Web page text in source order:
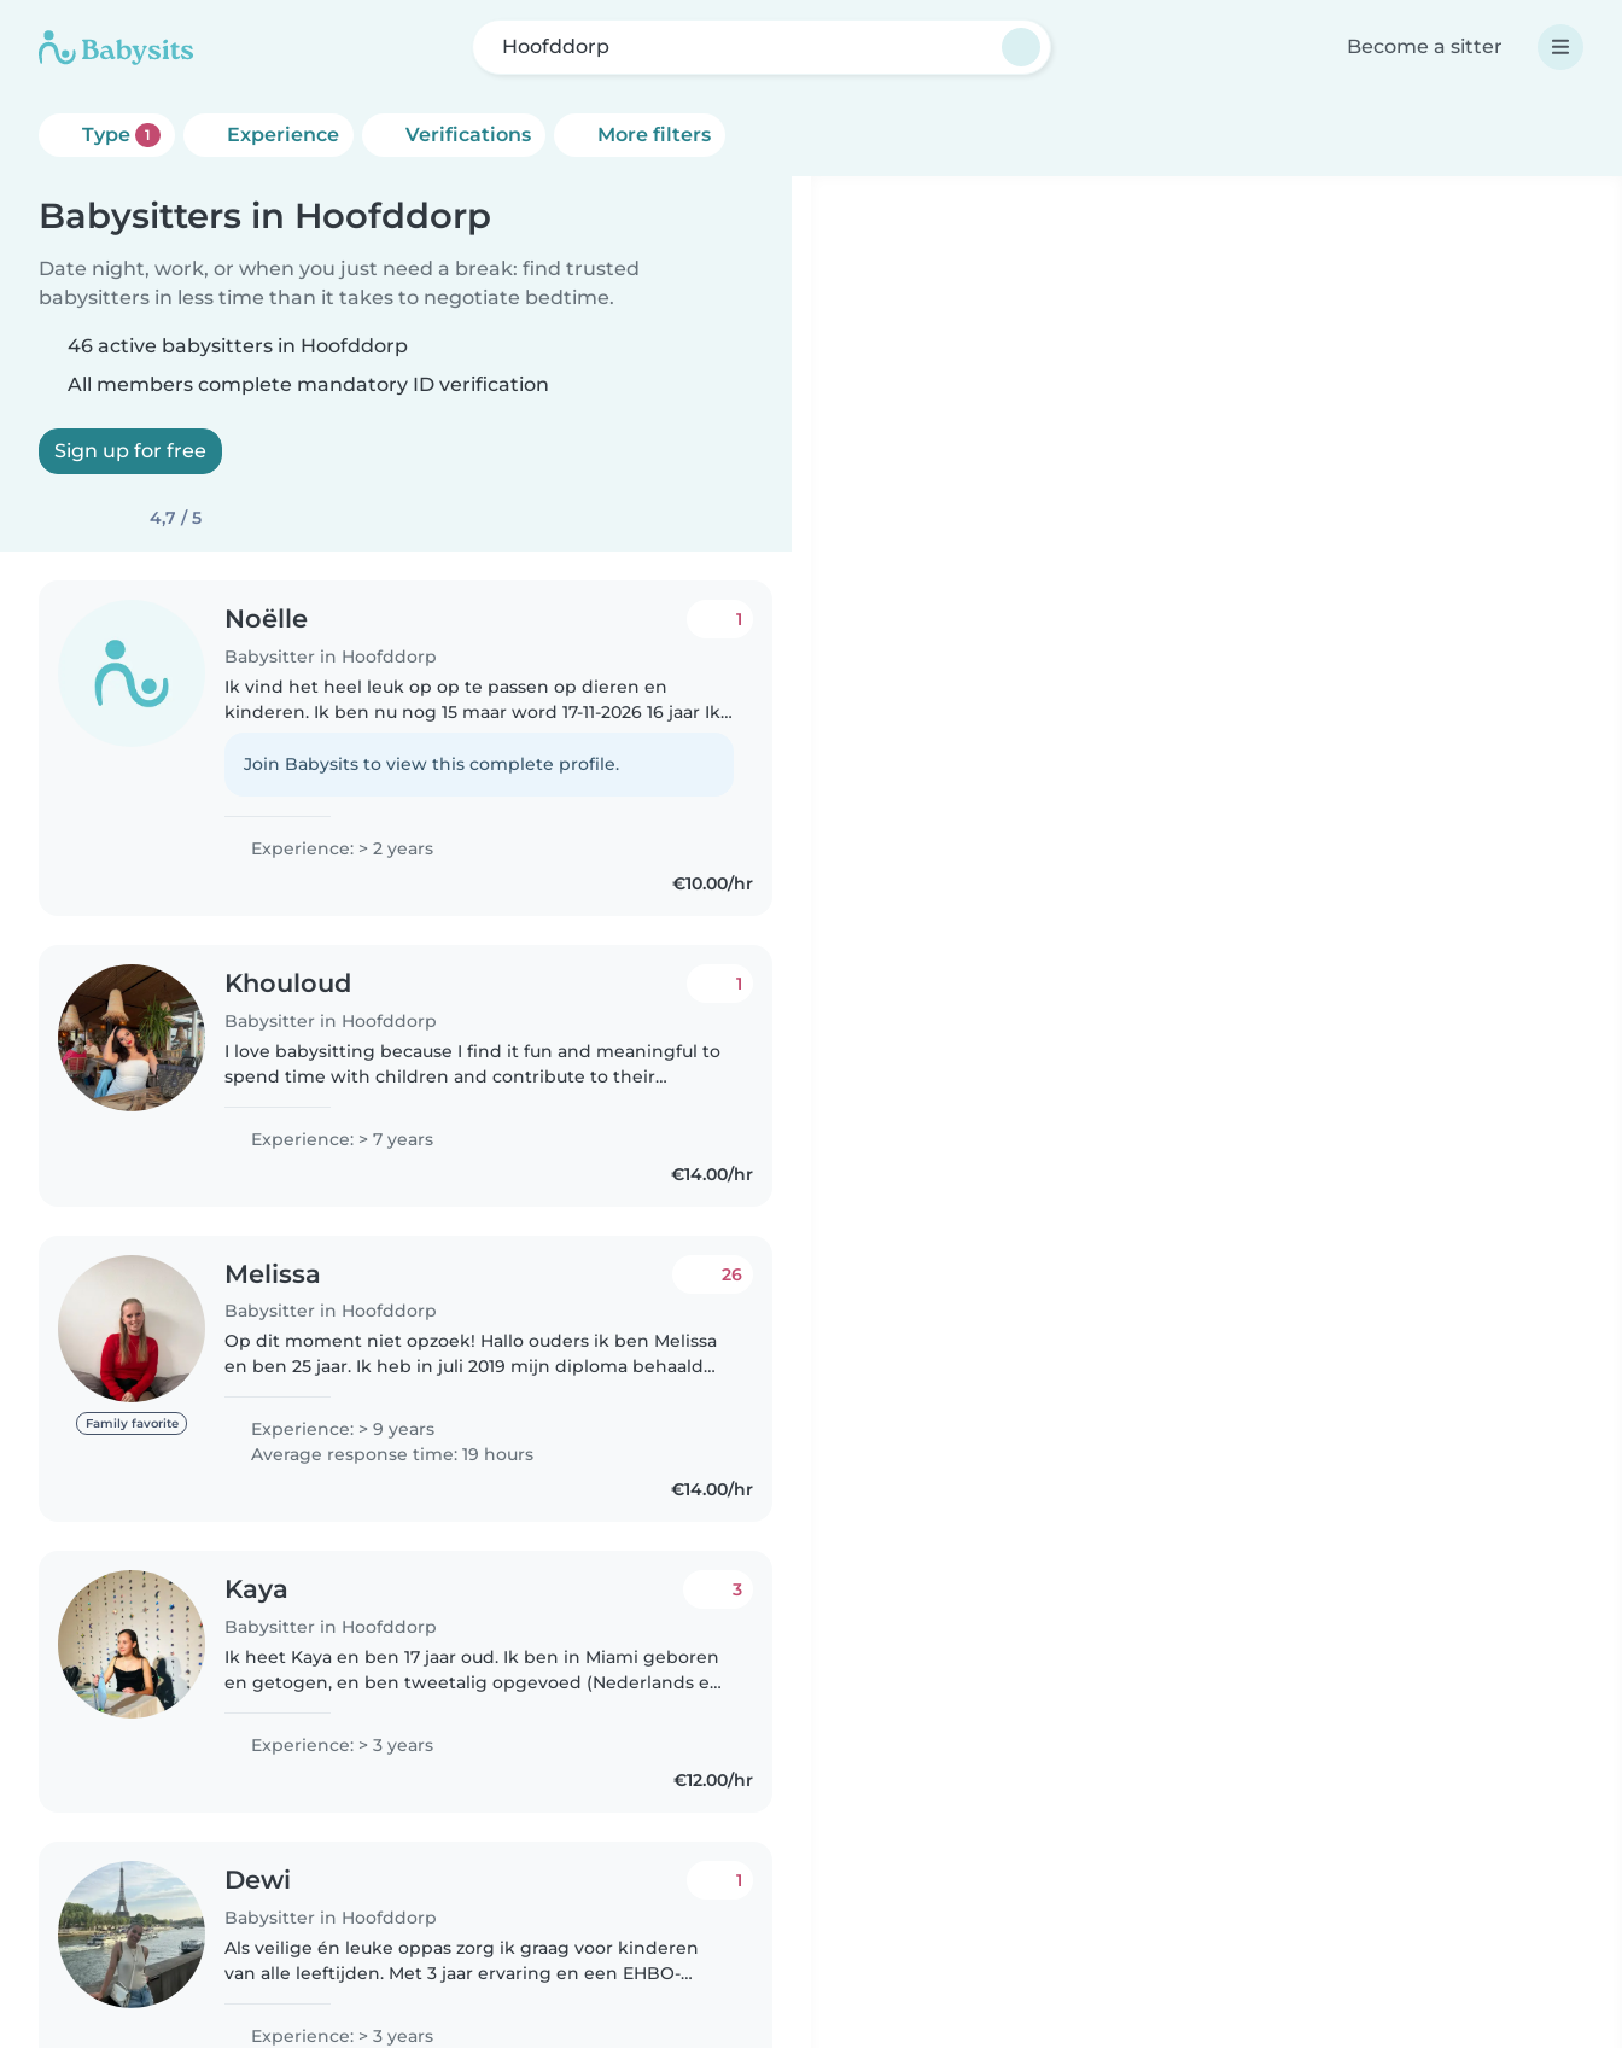
Hoofddorp Become a sitter
Type 1 Experience Verifications More filters
Babysitters in Hoofddorp
Date night, work, or when you just need a break: find trusted
babysitters in less time than it takes to negotiate bedtime.
46 active babysitters in Hoofddorp
All members complete mandatory ID verification
Sign up for free
4,7 / 5
Noëlle
Babysitter in Hoofddorp
1
Ik vind het heel leuk op op te passen op dieren en
kinderen. Ik ben nu nog 15 maar word 17-11-2026 16 jaar Ik
met kinderen zolang..
Join Babysits to view this complete profile.
Experience: > 2 years
€10.00/hr
Khouloud
Babysitter in Hoofddorp
1
I love babysitting because I find it fun and meaningful to
spend time with children and contribute to their
Experience: > 7 years
€14.00/hr
Family favorite
Melissa
Babysitter in Hoofddorp
26
Op dit moment niet opzoek! Hallo ouders ik ben Melissa
en ben 25 jaar. Ik heb in juli 2019 mijn diploma behaald
niveua 3. En daarnaast..
Experience: > 9 years
Average response time: 19 hours
€14.00/hr
Kaya
Babysitter in Hoofddorp
3
Ik heet Kaya en ben 17 jaar oud. Ik ben in Miami geboren
en getogen, en ben tweetalig opgevoed (Nederlands en
en Gezondheid...
Experience: > 3 years
€12.00/hr
Dewi
Babysitter in Hoofddorp
1
Als veilige én leuke oppas zorg ik graag voor kinderen
van alle leeftijden. Met 3 jaar ervaring en een EHBO-
huiswerk. Speel je..
Experience: > 3 years